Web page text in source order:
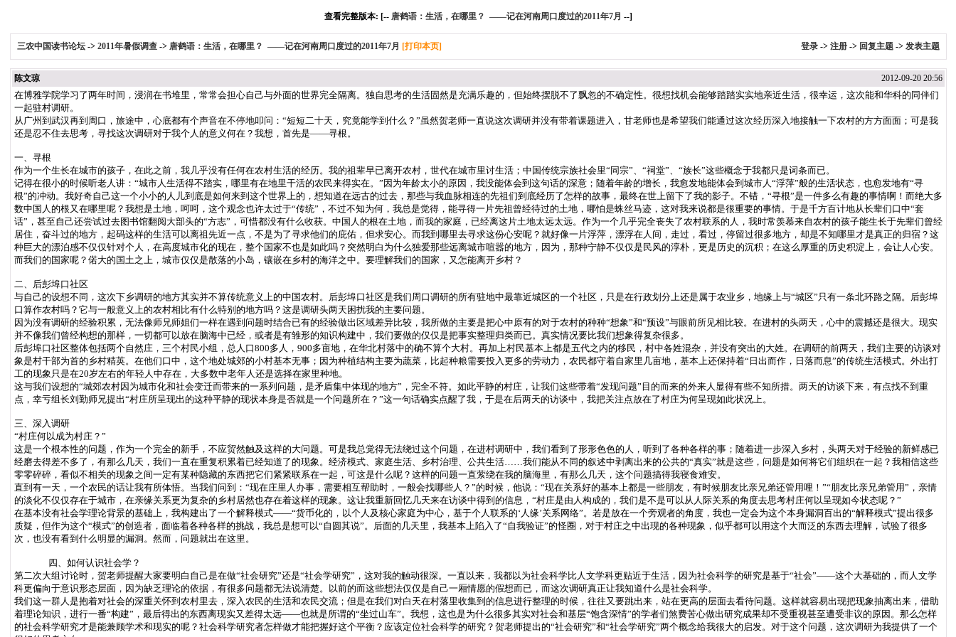
查看完整版本: [-- 唐鹤语：生活，在哪里？ ——记在河南周口度过的2011年7月 --]
三农中国读书论坛 -> 2011年暑假调查-> 唐鹤语：生活，在哪里？ ——记在河南周口度过的2011年7月 [打印本页] 登录-> 注册-> 回复主题-> 发表主题
陈文琼 2012-09-20 20:56
在博雅学院学习了两年时间，浸润在书堆里，常常会担心自己与外面的世界完全隔离。独自思考的生活固然是充满乐趣的，但始终摆脱不了飘忽的不确定性。很想找机会能够踏踏实实地亲近生活，很幸运，这次能和华科的同伴们
一起驻村调研。
从广州到武汉再到周口，旅途中，心底都有个声音在不停地叩问：“短短二十天，究竟能学到什么？”虽然贺老师一直说这次调研并没有带着课题进入，甘老师也是希望我们能通过这次经历深入地接触一下农村的方方面面；可是我
还是忍不住去思考，寻找这次调研对于我个人的意义何在？我想，首先是——寻根。
一、寻根
作为一个生长在城市的孩子，在此之前，我几乎没有任何在农村生活的经历。我的祖辈早已离开农村，世代在城市里讨生活；中国传统宗族社会里“同宗”、“祠堂”、“族长”这些概念于我都只是词条而已。
记得在很小的时候听老人讲：“城市人生活得不踏实，哪里有在地里干活的农民来得实在。”因为年龄太小的原因，我没能体会到这句话的深意；随着年龄的增长，我愈发地能体会到城市人“浮萍”般的生活状态，也愈发地有“寻
根”的冲动。我好奇自己这一个小小的人儿到底是如何来到这个世界上的，想知道在远古的过去，那些与我血脉相连的先祖们到底经历了怎样的故事，最终在世上留下了我的影子。不错，“寻根”是一件多么有趣的事情啊！而绝大多
数中国人的根又在哪里呢？我想是土地，呵呵，这个观念也许太过于“传统”，不过不知为何，我总是觉得，能寻得一片先祖曾经待过的土地，哪怕是蛛丝马迹，这对我来说都是很重要的事情。于是千方百计地从长辈们口中“套
话”，甚至自己还尝试过去图书馆翻阅大部头的“方志”，可惜都没有什么收获。中国人的根在土地，而我的家庭，已经离这片土地太远太远。作为一个几乎完全丧失了农村联系的人，我时常羡慕来自农村的孩子能生长于先辈们曾经
居住，奋斗过的地方，起码这样的生活可以离祖先近一点，不是为了寻求他们的庇佑，但求安心。而我到哪里去寻求这份心安呢？就好像一片浮萍，漂浮在人间，走过，看过，停留过很多地方，却是不知哪里才是真正的归宿？这
种巨大的漂泊感不仅仅针对个人，在高度城市化的现在，整个国家不也是如此吗？突然明白为什么独爱那些远离城市喧嚣的地方，因为，那种宁静不仅仅是民风的淳朴，更是历史的沉积；在这么厚重的历史积淀上，会让人心安。
而我们的国家呢？偌大的国土之上，城市仅仅是散落的小岛，镶嵌在乡村的海洋之中。要理解我们的国家，又怎能离开乡村？
二、后彭埠口社区
与自己的设想不同，这次下乡调研的地方其实并不算传统意义上的中国农村。后彭埠口社区是我们周口调研的所有驻地中最靠近城区的一个社区，只是在行政划分上还是属于农业乡，地缘上与“城区”只有一条北环路之隔。后彭埠
口算作农村吗？它与一般意义上的农村相比有什么特别的地方吗？这是调研头两天困扰我的主要问题。
因为没有调研的经验积累，无法像师兄师姐们一样在遇到问题时结合已有的经验做出区域差异比较，我所做的主要是把心中原有的对于农村的种种“想象”和“预设”与眼前所见相比较。在进村的头两天，心中的震撼还是很大。现实
并不像我们曾经构想的那样，一切都可以放在脑海中已经，或者是有雏形的知识构建中，我们要做的仅仅是把事实整理归类而已。真实情况要比我们想象得复杂很多。
后彭埠口社区整体包括两个自然庄，三个村民小组，总人口800多人，900多亩地，在华北村落中的确不算个大村。再加上村民基本上都是五代之内的移民，村中各姓混杂，并没有突出的大姓。在调研的前两天，我们主要的访谈对
象是村干部为首的乡村精英。在他们口中，这个地处城郊的小村基本无事；因为种植结构主要为蔬菜，比起种粮需要投入更多的劳动力，农民都守着自家里几亩地，基本上还保持着“日出而作，日落而息”的传统生活模式。外出打
工的现象只是在20岁左右的年轻人中存在，大多数中老年人还是选择在家里种地。
这与我们设想的“城郊农村因为城市化和社会变迁而带来的一系列问题，是矛盾集中体现的地方”，完全不符。如此平静的村庄，让我们这些带着“发现问题”目的而来的外来人显得有些不知所措。两天的访谈下来，有点找不到重
点，幸亏组长刘勤师兄提出“村庄所呈现出的这种平静的现状本身是否就是一个问题所在？”这一句话确实点醒了我，于是在后两天的访谈中，我把关注点放在了村庄为何呈现如此状况上。
三、深入调研
“村庄何以成为村庄？”
这是一个根本性的问题，作为一个完全的新手，不应贸然触及这样的大问题。可是我总觉得无法绕过这个问题，在进村调研中，我们看到了形形色色的人，听到了各种各样的事；随着进一步深入乡村，头两天对于经验的新鲜感已
经磨去得差不多了，有那么几天，我们一直在重复积累着已经知道了的现象。经济模式、家庭生活、乡村治理、公共生活……我们能从不同的叙述中剥离出来的公共的“真实”就是这些，问题是如何将它们组织在一起？我相信这些
零零碎碎，看似不相关的现象之间一定有某种隐藏的东西把它们紧紧联系在一起，可这是什么呢？这样的问题一直萦绕在我的脑海里，有那么几天，这个问题搞得我寝食难安。
直到有一天，一个农民的话让我有所体悟。当我们问到：“现在庄里人办事，需要相互帮助时，一般会找哪些人？”的时候，他说：“现在关系好的基本上都是一些朋友，有时候朋友比亲兄弟还管用哩！”“朋友比亲兄弟管用”，亲情
的淡化不仅仅存在于城市，在亲缘关系更为复杂的乡村居然也存在着这样的现象。这让我重新回忆几天来在访谈中得到的信息，“村庄是由人构成的，我们是不是可以从人际关系的角度去思考村庄何以呈现如今状态呢？”
在基本没有社会学理论背景的基础上，我构建出了一个解释模式——“货币化的，以个人及核心家庭为中心，基于个人联系的‘人缘’关系网络”。若是放在一个旁观者的角度，我也一定会为这个本身漏洞百出的“解释模式”提出很多
质疑，但作为这个“模式”的创造者，面临着各种各样的挑战，我总是想可以“自圆其说”。后面的几天里，我基本上陷入了“自我验证”的怪圈，对于村庄之中出现的各种现象，似乎都可以用这个大而泛的东西去理解，试验了很多
次，也没有看到什么明显的漏洞。然而，问题就出在这里。
四、如何认识社会学？
第二次大组讨论时，贺老师提醒大家要明白自己是在做“社会研究”还是“社会学研究”，这对我的触动很深。一直以来，我都以为社会科学比人文学科更贴近于生活，因为社会科学的研究是基于“社会”——这个大基础的，而人文学
科更偏向于意识形态层面，因为缺乏理论的依据，有很多问题都无法说清楚。以前的而这些想法仅仅是自己一厢情愿的假想而已，而这次调研真正让我知道什么是社会科学。
我们这一群人是抱着对社会的深重关怀到农村里去，深入农民的生活和农民交流；但是在我们对白天在村落里收集到的信息进行整理的时候，往往又要跳出来，站在更高的层面去看待问题。这样就容易出现把现象抽离出来，借助
着理论知识，进行一番“构建”，最后得出的东西离现实又差得太远——也就是所谓的“坐过山车”。我想，这也是为什么很多其实对社会和基层“饱含深情”的学者们煞费苦心做出研究成果却不受重视甚至遭受非议的原因。那么怎样
的社会科学研究才是能兼顾学术和现实的呢？社会科学研究者怎样做才能把握好这个平衡？应该定位社会科学的研究？贺老师提出的“社会研究”和“社会学研究”两个概念给我很大的启发。对于这个问题，这次调研为我提供了一个